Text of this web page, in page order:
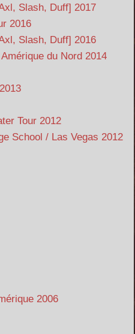
Slash, Duff] 2017
2016
Slash, Duff] 2016
du Nord 2014
Tour 2012
School / Las Vegas 2012
2006